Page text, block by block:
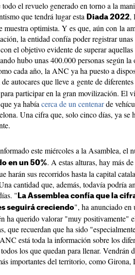
todo el revuelo generado en torno a la
que tendrá lugar esta Diada 2022,
muestra optimista. Y es que, aún con la
la entidad confía poder registrar unas
el objetivo evidente de superar
hubo unas 400.000 personas según
cada año, la ANC ya ha puesto a
de autocares que lleve a gente de
participar en la gran movilización. El
ya había cerca de un centenarde
Una cifra que, solo cinco días, ya se
este miércoles a la Asamblea, el
en un 50%. A estas alturas, hay más de
harán sus recorridos hasta la capital
cantidad que, además, todavía podría
" La Assemblea confía que la
seguirá creciendo", ha anunciado en
ha querido valorar "muy positivamente"
que recuerdan que ha sido
está toda la información sobre los
los que quedan para llenar. Vendrán
importantes del territorio, como Girona,